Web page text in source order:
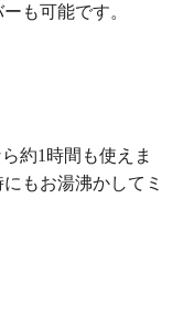
も可能です。
約1時間も使えま
もお湯沸かしてミ